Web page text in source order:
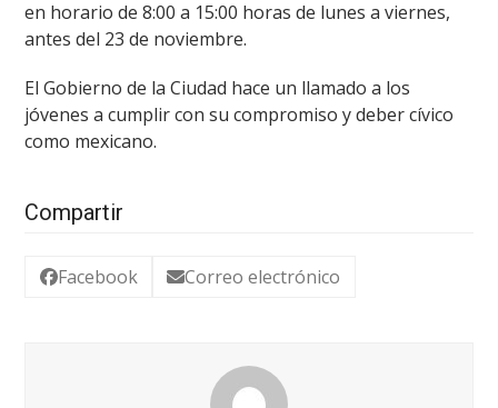
en horario de 8:00 a 15:00 horas de lunes a viernes,
antes del 23 de noviembre.
El Gobierno de la Ciudad hace un llamado a los
jóvenes a cumplir con su compromiso y deber cívico
como mexicano.
Compartir
Facebook Correo electrónico